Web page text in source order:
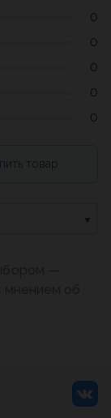
0
0
0
0
0
товар